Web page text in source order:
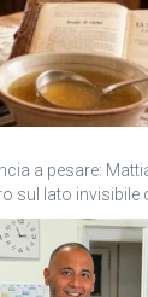
a pesare:
sul lato invisibile